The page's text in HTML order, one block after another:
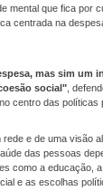
mental que fica por
centrada na
mas sim um
social" ,
centro das políticas
e de uma visão
das pessoas
como a educação,
e as escolhas